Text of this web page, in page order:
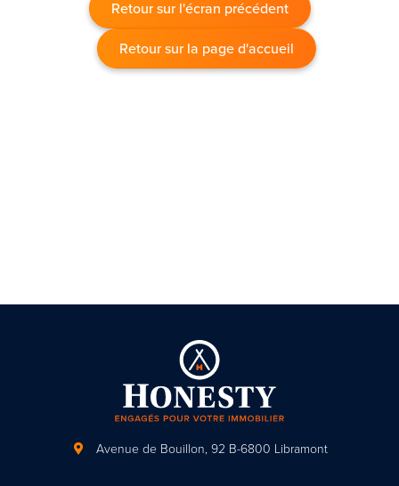
Retour sur l'écran précédent
Retour sur la page d'accueil
Avenue de Bouillon, 92 B-6800 Libramont